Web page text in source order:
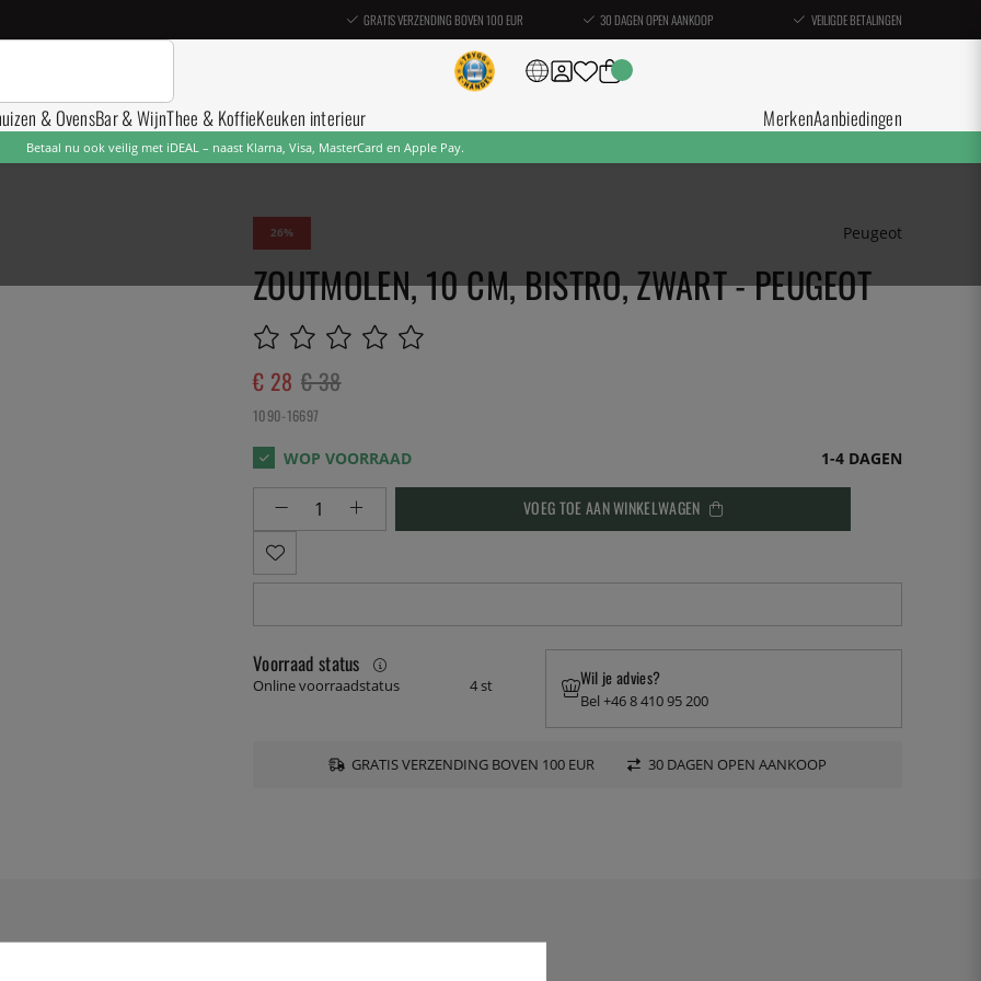
GRATIS VERZENDING BOVEN 100 EUR 30 DAGEN OPEN AANKOOP VEILIGDE BETALINGEN
& OvensBar & WijnThee & KoffieKeuken interieur MerkenAanbiedingen
Betaal nu ook veilig met iDEAL – naast Klarna, Visa, MasterCard en Apple Pay.
26 Peugeot
ZOUTMOLEN, 10 CM, BISTRO, ZWART - PEUGEOT
€ 38
€ 28
1090-16697
1-4 DAGEN
VOEG TOE AAN WINKELWAGEN
Voorraad status
Online voorraadstatus 4 st Wil je advies?
Bel +46 8 410 95 200
GRATIS VERZENDING BOVEN 100 EUR 30 DAGEN OPEN AANKOOP